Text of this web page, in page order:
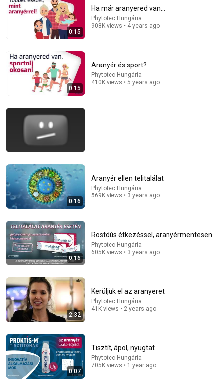
Top 5 WORST Bread Brands To Avoid
Bobby Parrish 750K views
Watch his reaction when he’s told he’s a GOOD BOY
Rocky Kanaka • 10M views
6 Návyků, Které Oslabují Nohy A Urychlují Ztrátu Svalů
Ve Stáří | Dr. Daniel Mázl
0:15
Ha már aranyered van...
Phytotec Hungária
908K views • 4 years ago
0:15
Aranyér és sport?
Phytotec Hungária
410K views • 5 years ago
0:16
Aranyér ellen telitalálat
Phytotec Hungária
569K views • 3 years ago
0:16
Rostdús étkezéssel, aranyérmentesen
Phytotec Hungária
605K views • 3 years ago
2:32
Kerüljük el az aranyeret
Phytotec Hungária
41K views • 2 years ago
0:07
Tisztít, ápol, nyugtat
Phytotec Hungária
705K views • 1 year ago